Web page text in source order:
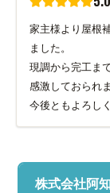
家主様より屋根
ました。
現調から完工ま
感激しておられ
今後ともよろし
株式会社阿